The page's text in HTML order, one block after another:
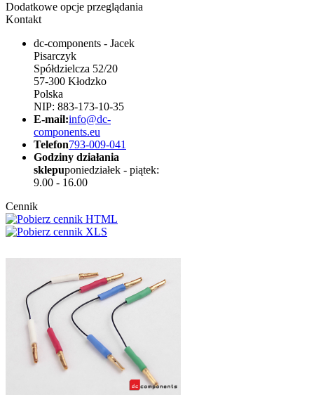
Dodatkowe opcje przeglądania
Kontakt
dc-components - Jacek
Pisarczyk
Spółdzielcza 52/20
57-300 Kłodzko
Polska
NIP: 883-173-10-35
E-mail:info@dc-
components.eu
Telefon793-009-041
Godziny działania
sklepuponiedziałek - piątek:
9.00 - 16.00
Cennik